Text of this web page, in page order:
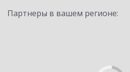
Партнеры в вашем регионе: